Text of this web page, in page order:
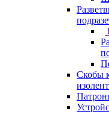
Скобы